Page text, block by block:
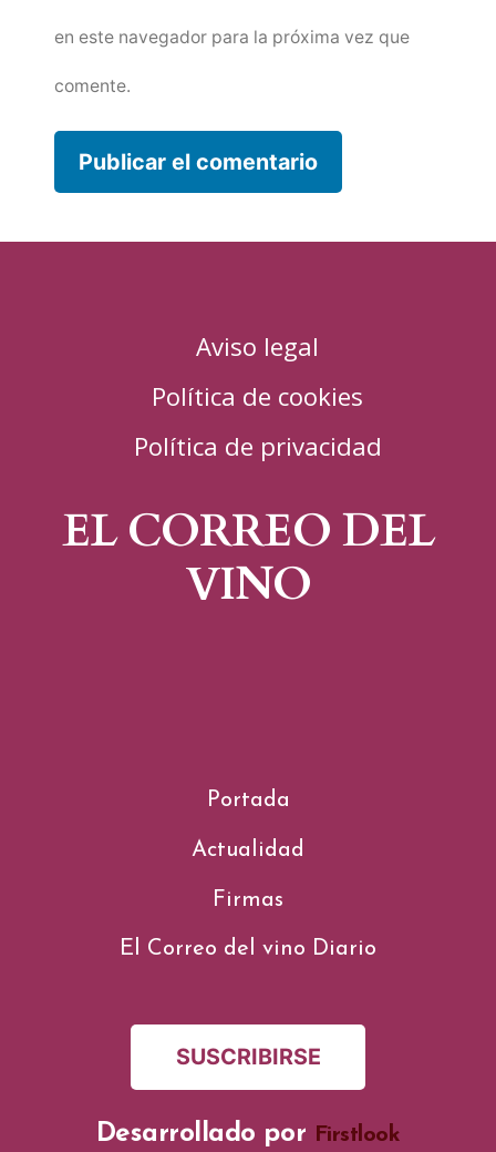
en este navegador para la próxima vez que
comente.
Aviso legal
Política de cookies
Política de privacidad
EL CORREO DEL
VINO
Portada
Actualidad
Firmas
El Correo del vino Diario
SUSCRIBIRSE
Desarrollado por Firstlook